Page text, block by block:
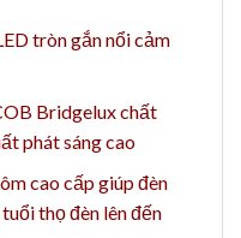
tròn gắn nổi cảm
Bridgelux chất
phát sáng cao
cao cấp giúp đèn
thọ đèn lên đến